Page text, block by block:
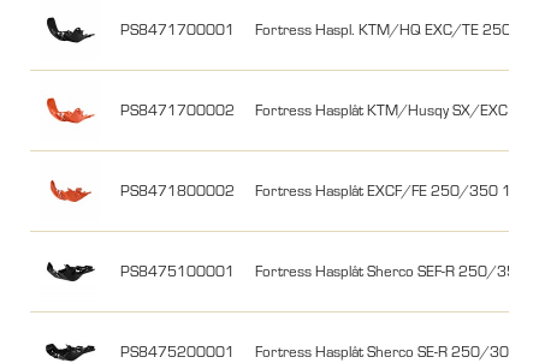
PS8471700001 Fortress Haspl. KTM/HQ EXC/TE 250/
PS8471700002 Fortress Hasplåt KTM/Husqy SX/EXC
PS8471800002 Fortress Hasplåt EXCF/FE 250/350 17-
PS8475100001 Fortress Hasplåt Sherco SEF-R 250/350
PS8475200001 Fortress Hasplåt Sherco SE-R 250/300